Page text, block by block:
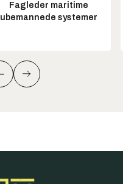
Fagleder maritime
ubemannede systemer